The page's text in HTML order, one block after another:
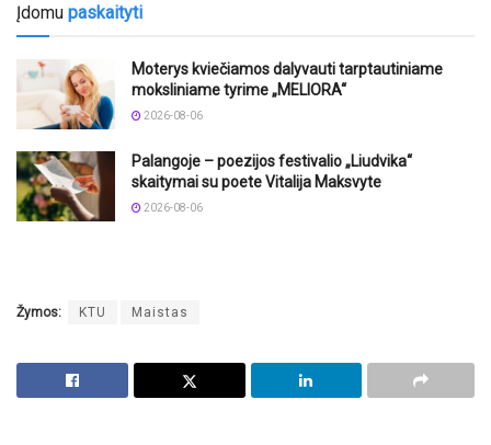
Įdomu paskaityti
Moterys kviečiamos dalyvauti tarptautiniame
moksliniame tyrime „MELIORA“
2026-08-06
Palangoje – poezijos festivalio „Liudvika“
skaitymai su poete Vitalija Maksvyte
2026-08-06
Žymos: KTU Maistas